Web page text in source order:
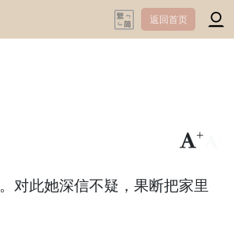
返回首页
+
对此她深信不疑，果断把家里